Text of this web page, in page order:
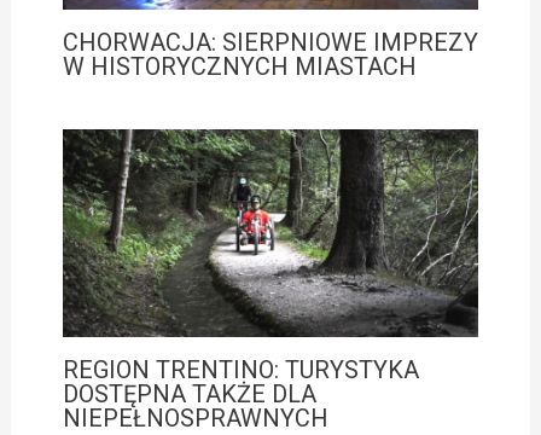
CHORWACJA: SIERPNIOWE IMPREZY
W HISTORYCZNYCH MIASTACH
REGION TRENTINO: TURYSTYKA
DOSTĘPNA TAKŻE DLA
NIEPEŁNOSPRAWNYCH